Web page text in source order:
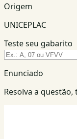
Origem
UNICEPLAC
Teste seu gabarito
Enunciado
Resolva a